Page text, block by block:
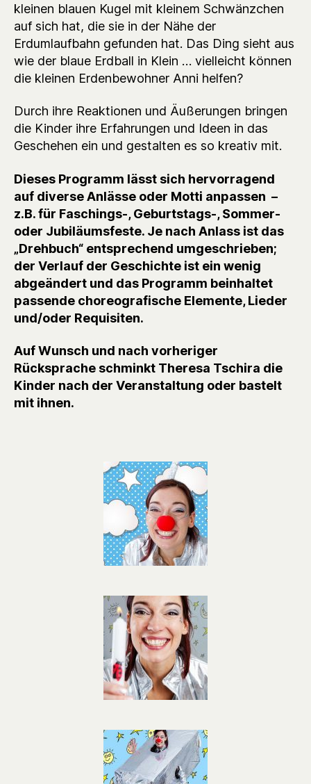
kleinen blauen Kugel mit kleinem Schwänzchen
auf sich hat, die sie in der Nähe der
Erdumlaufbahn gefunden hat. Das Ding sieht aus
wie der blaue Erdball in Klein … vielleicht können
die kleinen Erdenbewohner Anni helfen?
Durch ihre Reaktionen und Äußerungen bringen
die Kinder ihre Erfahrungen und Ideen in das
Geschehen ein und gestalten es so kreativ mit.
Dieses Programm lässt sich hervorragend
auf diverse Anlässe oder Motti anpassen –
z.B. für Faschings-, Geburtstags-, Sommer-
oder Jubiläumsfeste. Je nach Anlass ist das
„Drehbuch“ entsprechend umgeschrieben;
der Verlauf der Geschichte ist ein wenig
abgeändert und das Programm beinhaltet
passende choreografische Elemente, Lieder
und/oder Requisiten.
Auf Wunsch und nach vorheriger
Rücksprache schminkt Theresa Tschira die
Kinder nach der Veranstaltung oder bastelt
mit ihnen.